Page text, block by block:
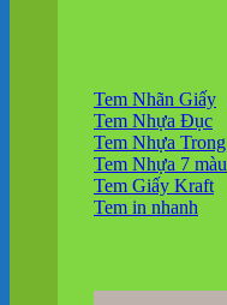
Tem Nhãn Giấy
Tem Nhựa Đục
Tem Nhựa Trong
Tem Nhựa 7 màu
Tem Giấy Kraft
Tem in nhanh